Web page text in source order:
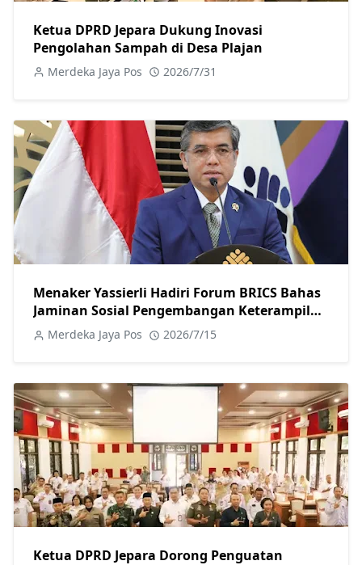
Ketua DPRD Jepara Dukung Inovasi
Pengolahan Sampah di Desa Plajan
Merdeka Jaya Pos 2026/7/31
Menaker Yassierli Hadiri Forum BRICS Bahas
Jaminan Sosial Pengembangan Keterampilan
dan Dunia Kerja Digital
Merdeka Jaya Pos 2026/7/15
Ketua DPRD Jepara Dorong Penguatan